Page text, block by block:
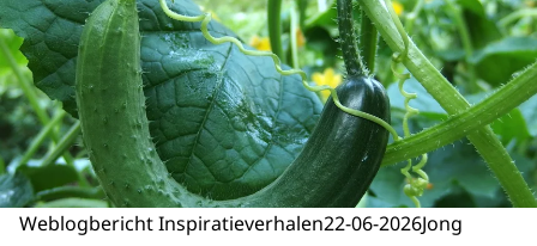
Weblogbericht Inspiratieverhalen22-06-2026Jong